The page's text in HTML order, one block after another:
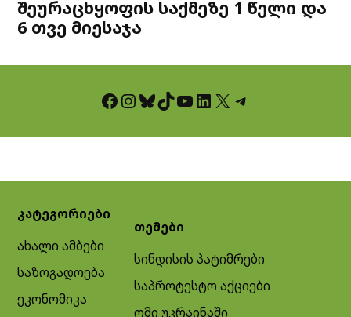
შეურაცხყოფის საქმეზე 1 წელი და
6 თვე მიესაჯა
Facebook InstagramBluesky TikTok YouTube LinkedIn X Telegram
კატეგორიები
ახალი ამბები
საზოგადოება
ეკონომიკა
თემები
სინდისის პატიმრები
საპროტესტო აქციები
ომი უკრაინაში